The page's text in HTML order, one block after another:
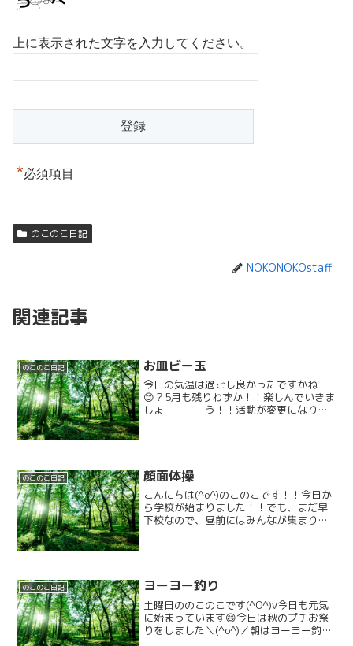
上に表示された文字を入力してください。
*必須項目
のこのこ日記
NOKONOKOstaff
関連記事
のこのこ日記 お皿ビー玉
今日の気温は過ごし良かったですかね
😊？5月も残りわずか！！楽しんでいきま
しょーーーーう！！活動が変更になり申
のこのこ日記 顔面体操
こんにちは(^o^)のこのこです！！今日か
ら学校が始まりました！！でも、まだ早
下校なので、昼前にはみんなが集まり昼
のこのこ日記 ヨーヨー釣り
土曜日ののこのこです(^O^)v今日も元気
に始まっています😄今日は秋のプチお祭
りをしました＼(^o^)／朝はヨーヨー釣り